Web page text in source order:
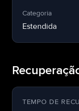
Categoria
Estendida
TEMPO DE